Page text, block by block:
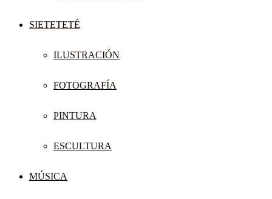
SIETETETÉ
ILUSTRACIÓN
FOTOGRAFÍA
PINTURA
ESCULTURA
MÚSICA